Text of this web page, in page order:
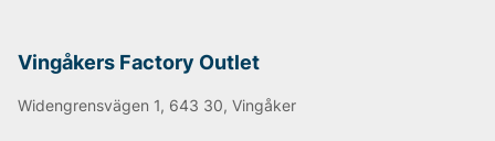
Vingåkers Factory Outlet
Widengrensvägen 1, 643 30, Vingåker